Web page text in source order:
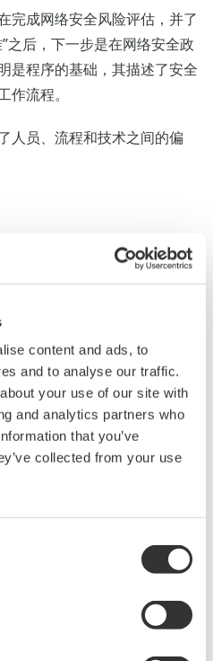
content and ads, to
and to analyse our traffic.
your use of our site with
and analytics partners who
that you’ve
collected from your use
完成网络安全风险评估，并了
之后，下一步是在网络安全政
是程序的基础，其描述了安全
流程。
人员、流程和技术之间的偏
根据我们的丰富实践和IEC
的政策和程序模板，为制定或
案提出建议。